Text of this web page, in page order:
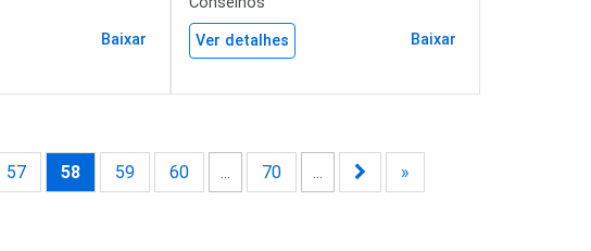
Baixar Ver detalhes Baixar
57 58 59 60 ... 70 ... »